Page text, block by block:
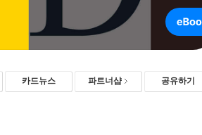
카드뉴스 파트너샵 공유하기